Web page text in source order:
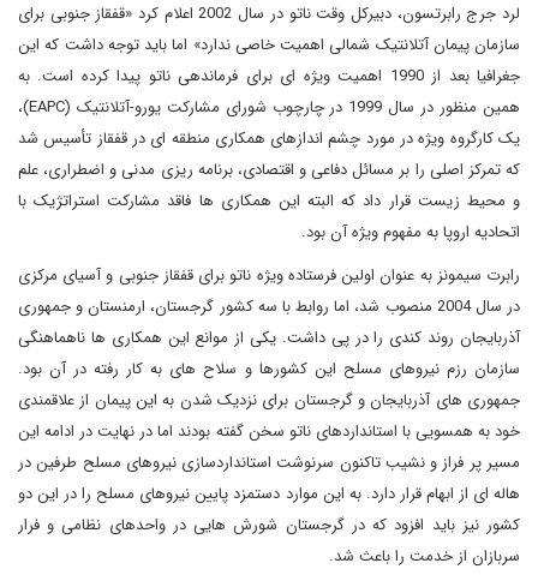
لرد جرج رابرتسون، دبیرکل وقت ناتو در سال 2002 اعلام کرد «قفقاز جنوبی برای
سازمان پیمان آتلانتیک شمالی اهمیت خاصی ندارد» اما باید توجه داشت که این
جغرافیا بعد از 1990 اهمیت ویژه ای برای فرماندهی ناتو پیدا کرده است. به
همین منظور در سال 1999 در چارچوب شورای مشارکت یورو-آتلانتیک (EAPC)،
یک کارگروه ویژه در مورد چشم اندازهای همکاری منطقه ای در قفقاز تأسیس شد
که تمرکز اصلی را بر مسائل دفاعی و اقتصادی، برنامه ریزی مدنی و اضطراری، علم
و محیط زیست قرار داد که البته این همکاری ها فاقد مشارکت استراتژیک با
اتحادیه اروپا به مفهوم ویژه آن بود.
رابرت سیمونز به عنوان اولین فرستاده ویژه ناتو برای قفقاز جنوبی و آسیای مرکزی
در سال 2004 منصوب شد، اما روابط با سه کشور گرجستان، ارمنستان و جمهوری
آذربایجان روند کندی را در پی داشت. یکی از موانع این همکاری ها ناهماهنگی
سازمان رزم نیروهای مسلح این کشورها و سلاح های به کار رفته در آن بود.
جمهوری های آذربایجان و گرجستان برای نزدیک شدن به این پیمان از علاقمندی
خود به همسویی با استانداردهای ناتو سخن گفته بودند اما در نهایت در ادامه این
مسیر پر فراز و نشیب تاکنون سرنوشت استانداردسازی نیروهای مسلح طرفین در
هاله ای از ابهام قرار دارد. به این موارد دستمزد پایین نیروهای مسلح را در این دو
کشور نیز باید افزود که در گرجستان شورش هایی در واحدهای نظامی و فرار
سربازان از خدمت را باعث شد.